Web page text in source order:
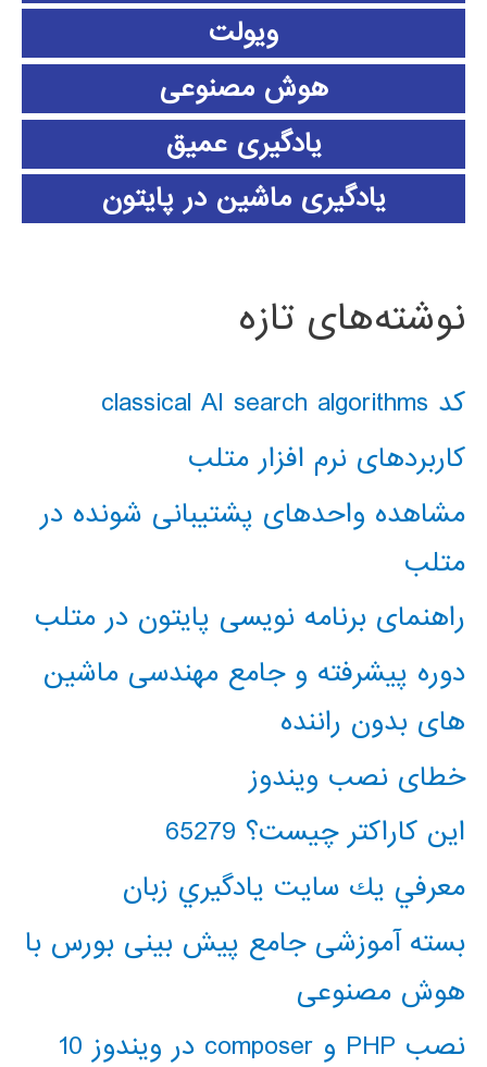
ویولت
هوش مصنوعی
یادگیری عمیق
یادگیری ماشین در پایتون
نوشته‌های تازه
کد classical AI search algorithms
کاربردهای نرم افزار متلب
مشاهده واحدهای پشتیبانی شونده در
متلب
راهنمای برنامه نویسی پایتون در متلب
دوره پیشرفته و جامع مهندسی ماشین
های بدون راننده
خطای نصب ویندوز
این کاراکتر چیست؟ 65279
معرفي يك سايت يادگيري زبان
بسته آموزشی جامع پیش بینی بورس با
هوش مصنوعی
نصب PHP و composer در ویندوز 10